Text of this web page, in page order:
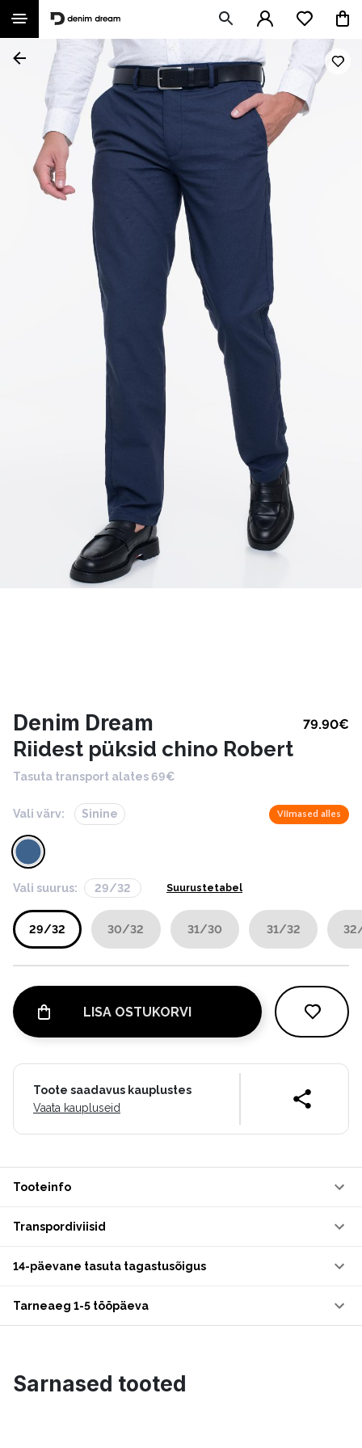
Denim Dream 79.90€
Riidest püksid chino Robert
Tasuta transport alates 69€
Vali värv: Sinine Viimased alles
Vali suurus: 29/32 Suurustetabel
29/32 30/32 31/30 31/32
LISA OSTUKORVI
Toote saadavus kauplustes
Vaata kaupluseid
Tooteinfo
Transpordiviisid
14-päevane tasuta tagastusõigus
Tarneaeg 1-5 tööpäeva
Sarnased tooted